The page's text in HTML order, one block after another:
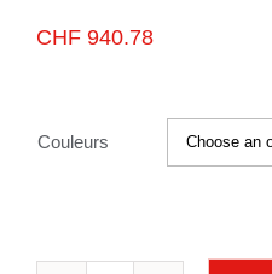
CHF 940.78
Couleurs